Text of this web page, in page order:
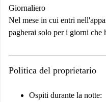
Giornaliero
Nel mese in cui entri
pagherai solo per i giorni che
Politica del proprietario
Ospiti durante la notte: